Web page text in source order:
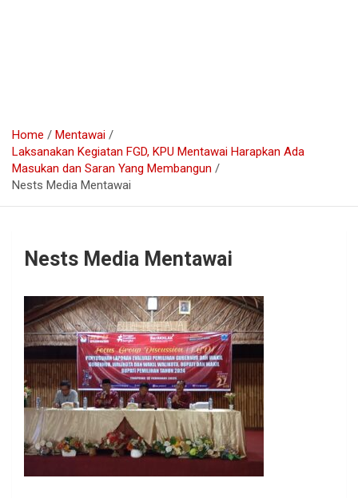
Home
Mentawai
Laksanakan Kegiatan FGD, KPU Mentawai Harapkan Ada
Masukan dan Saran Yang Membangun
Nests Media Mentawai
Nests Media Mentawai